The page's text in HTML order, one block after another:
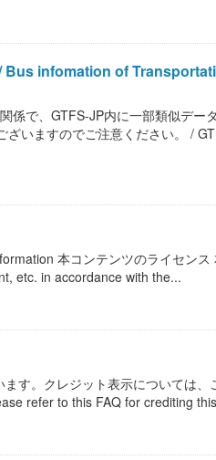
Bus infomation of
係で、GTFS-JP内に一部類似デー
ざいますのでご注意ください。 /
本コンテンツのライセンス
etc. in accordance with the...
す。クレジット表示については、
refer to this FAQ for crediting